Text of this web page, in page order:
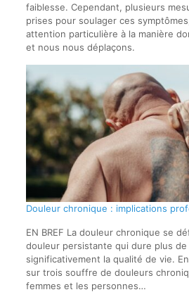
faiblesse. Cependant, plusieurs
prises pour soulager ces
attention particulière à la manière
et nous nous déplaçons.
Douleur chronique : implications
EN BREF La douleur chronique se
douleur persistante qui dure plus
significativement la qualité de vie.
sur trois souffre de douleurs
femmes et les personnes…